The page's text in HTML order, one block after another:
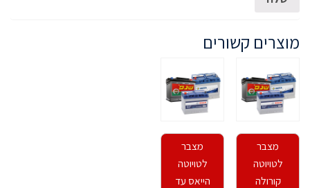
מוצרים קשורים
מצבר
לטויוטה
קורולה
מצבר
לטויוטה
הייאס עד